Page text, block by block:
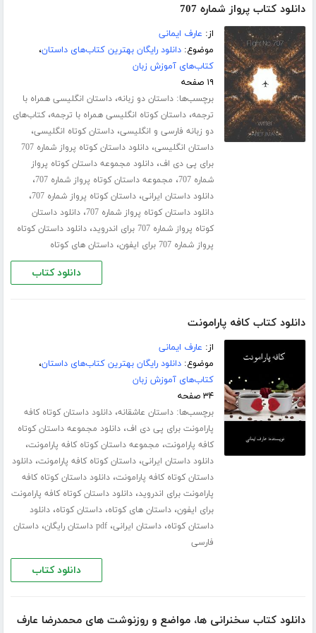
دانلود کتاب پرواز شماره 707
از: عارف ایمانی
موضوع:دانلود رایگان بهترین کتاب‌های داستان،
کتاب‌های آموزش زبان
۱۹ صفحه
برچسب‌ها:داستان دو زبانه،داستان انگلیسی همراه با
ترجمه،داستان کوتاه انگلیسی همراه با ترجمه،کتاب‌های
دو زبانه فارسی و انگلیسی،داستان کوتاه انگلیسی،
داستان انگلیسی،
دانلود داستان کوتاه پرواز شماره 707
برای پی دی اف،دانلود مجموعه داستان کوتاه پرواز
شماره 707
، مجموعه داستان کوتاه پرواز شماره 707 ،
دانلود داستان ایرانی،داستان کوتاه پرواز شماره 707 ،
دانلود داستان کوتاه پرواز شماره 707 ،دانلود داستان
کوتاه پرواز شماره 707 برای اندروید
،دانلود داستان کوتاه
پرواز شماره 707 برای ایفون
،داستان های کوتاه
دانلود کتاب
دانلود کتاب کافه پارامونت
از: عارف ایمانی
موضوع:دانلود رایگان بهترین کتاب‌های داستان،
کتاب‌های آموزش زبان
۳۴ صفحه
برچسب‌ها:داستان عاشقانه،دانلود داستان کوتاه کافه
پارامونت برای پی دی اف،دانلود مجموعه داستان کوتاه
کافه پارامونت، مجموعه داستان کوتاه کافه پارامونت،
دانلود داستان ایرانی،داستان کوتاه کافه پارامونت،دانلود
داستان کوتاه کافه پارامونت،دانلود داستان کوتاه کافه
پارامونت برای اندروید،دانلود داستان کوتاه کافه پارامونت
برای ایفون،داستان های کوتاه،داستان کوتاه،دانلود
داستان کوتاه،داستان ایرانی،pdf داستان رایگان ،داستان
فارسی
دانلود کتاب
دانلود کتاب سخنرانی ها، مواضع و روزنوشت های محمدرضا عارف